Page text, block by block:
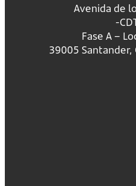
Avenida de
-
Fase A –
39005 Santander,